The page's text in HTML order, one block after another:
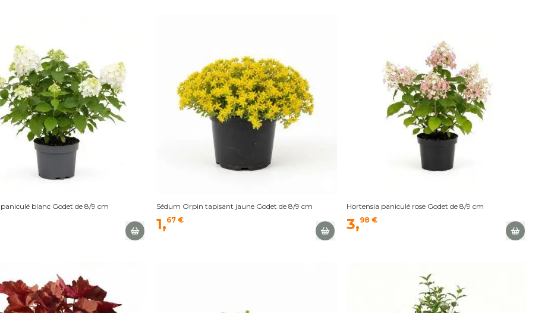
blanc Godet de 8/9 cm Sédum Orpin tapisant jaune Godet de 8/9 cm
1,67 €
Hortensia paniculé rose Godet de 8/9 cm
3,98 €